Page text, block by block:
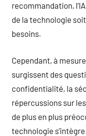
recommandation,
de la technologie
besoins.
Cependant, à
surgissent des
confidentialité, la
répercussions sur
de plus en plus
technologie